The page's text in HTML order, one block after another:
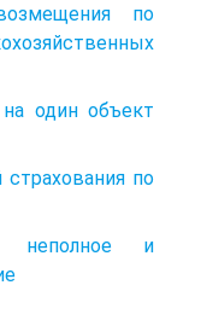
по
один объект
по
неполное и